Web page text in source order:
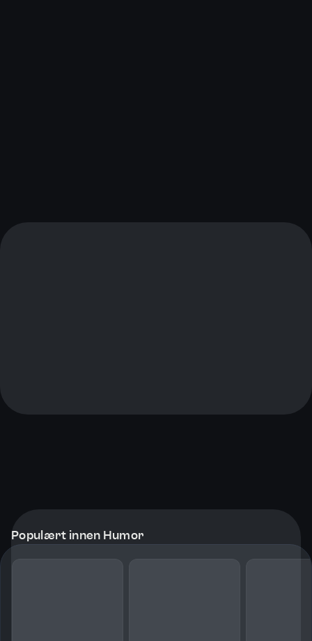
Populært innen Humor